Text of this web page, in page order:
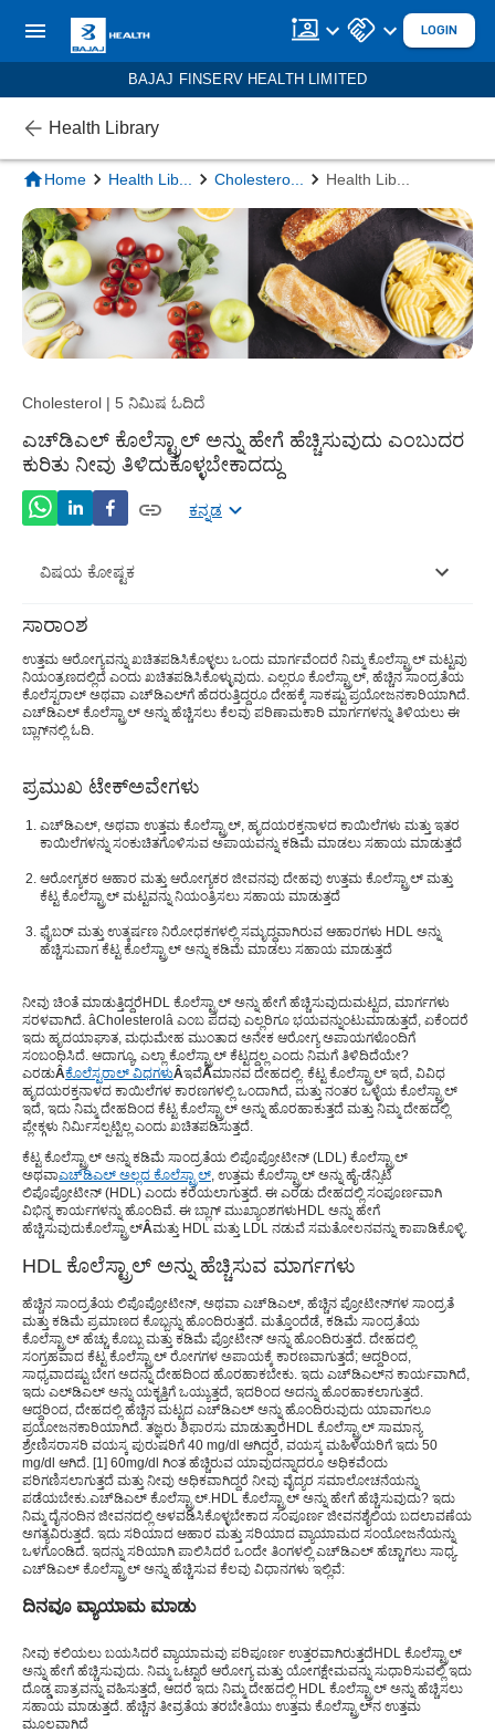
LOGIN
BAJAJ FINSERV HEALTH LIMITED
Health Library
Home Health Lib Cholestero Health Lib
Cholesterol | 5 ನಿಮಿಷ ಓದಿದೆ
ಎಚ್‌ಡಿಎಲ್ ಕೊಲೆಸ್ಟ್ರಾಲ್ ಅನ್ನು ಹೇಗೆ ಹೆಚ್ಚಿಸುವುದು ಎಂಬುದರ
ಕುರಿತು ನೀವು ತಿಳಿದುಕೊಳ್ಳಬೇಕಾದದ್ದು
ಕನ್ನಡ
ವಿಷಯ ಕೋಷ್ಟಕ
ಪಥ್ಯ ನಿರ್ಬಂಧಗಳು
ಸಾರಾಂಶ
ಉತ್ತಮ ಆರೋಗ್ಯವನ್ನು ಖಚಿತಪಡಿಸಿಕೊಳ್ಳಲು ಒಂದು ಮಾರ್ಗವೆಂದರೆ ನಿಮ್ಮ ಕೊಲೆಸ್ಟ್ರಾಲ್ ಮಟ್ಟವು
ನಿಯಂತ್ರಣದಲ್ಲಿದೆ ಎಂದು ಖಚಿತಪಡಿಸಿಕೊಳ್ಳುವುದು. ಎಲ್ಲರೂ ಕೊಲೆಸ್ಟ್ರಾಲ್, ಹೆಚ್ಚಿನ ಸಾಂದ್ರತೆಯ
ಕೊಲೆಸ್ಟರಾಲ್ ಅಥವಾ ಎಚ್‌ಡಿಎಲ್‌ಗೆ ಹೆದರುತ್ತಿದ್ದರೂ ದೇಹಕ್ಕೆ ಸಾಕಷ್ಟು ಪ್ರಯೋಜನಕಾರಿಯಾಗಿದೆ.
ಎಚ್‌ಡಿಎಲ್ ಕೊಲೆಸ್ಟ್ರಾಲ್ ಅನ್ನು ಹೆಚ್ಚಿಸಲು ಕೆಲವು ಪರಿಣಾಮಕಾರಿ ಮಾರ್ಗಗಳನ್ನು ತಿಳಿಯಲು ಈ
ಬ್ಲಾಗ್‌ನಲ್ಲಿ ಓದಿ.
ಪ್ರಮುಖ ಟೇಕ್ಅವೇಗಳು
ಎಚ್‌ಡಿಎಲ್, ಅಥವಾ ಉತ್ತಮ ಕೊಲೆಸ್ಟ್ರಾಲ್, ಹೃದಯರಕ್ತನಾಳದ ಕಾಯಿಲೆಗಳು ಮತ್ತು ಇತರ
ಕಾಯಿಲೆಗಳನ್ನು ಸಂಕುಚಿತಗೊಳಿಸುವ ಅಪಾಯವನ್ನು ಕಡಿಮೆ ಮಾಡಲು ಸಹಾಯ ಮಾಡುತ್ತದೆ
ಆರೋಗ್ಯಕರ ಆಹಾರ ಮತ್ತು ಆರೋಗ್ಯಕರ ಜೀವನವು ದೇಹವು ಉತ್ತಮ ಕೊಲೆಸ್ಟ್ರಾಲ್ ಮತ್ತು
ಕೆಟ್ಟ ಕೊಲೆಸ್ಟ್ರಾಲ್ ಮಟ್ಟವನ್ನು ನಿಯಂತ್ರಿಸಲು ಸಹಾಯ ಮಾಡುತ್ತದೆ
ಫೈಬರ್ ಮತ್ತು ಉತ್ಕರ್ಷಣ ನಿರೋಧಕಗಳಲ್ಲಿ ಸಮೃದ್ಧವಾಗಿರುವ ಆಹಾರಗಳು HDL ಅನ್ನು
ಹೆಚ್ಚಿಸುವಾಗ ಕೆಟ್ಟ ಕೊಲೆಸ್ಟ್ರಾಲ್ ಅನ್ನು ಕಡಿಮೆ ಮಾಡಲು ಸಹಾಯ ಮಾಡುತ್ತದೆ
ನೀವು ಚಿಂತೆ ಮಾಡುತ್ತಿದ್ದರೆ HDL ಕೊಲೆಸ್ಟ್ರಾಲ್ ಅನ್ನು ಹೇಗೆ ಹೆಚ್ಚಿಸುವುದುಮಟ್ಟದ, ಮಾರ್ಗಗಳು
ಸರಳವಾಗಿದೆ. âCholesterolâ ಎಂಬ ಪದವು ಎಲ್ಲರಿಗೂ ಭಯವನ್ನುಂಟುಮಾಡುತ್ತದೆ, ಏಕೆಂದರೆ
ಇದು ಹೃದಯಾಘಾತ, ಮಧುಮೇಹ ಮುಂತಾದ ಅನೇಕ ಆರೋಗ್ಯ ಅಪಾಯಗಳೊಂದಿಗೆ
ಸಂಬಂಧಿಸಿದೆ. ಆದಾಗ್ಯೂ, ಎಲ್ಲಾ ಕೊಲೆಸ್ಟ್ರಾಲ್ ಕೆಟ್ಟದ್ದಲ್ಲ ಎಂದು ನಿಮಗೆ ತಿಳಿದಿದೆಯೇ?
ಎರಡುÂಕೊಲೆಸ್ಟರಾಲ್ ವಿಧಗಳುÂಇವೆÂಮಾನವ ದೇಹದಲ್ಲಿ. ಕೆಟ್ಟ ಕೊಲೆಸ್ಟ್ರಾಲ್ ಇದೆ, ವಿವಿಧ
ಹೃದಯರಕ್ತನಾಳದ ಕಾಯಿಲೆಗಳ ಕಾರಣಗಳಲ್ಲಿ ಒಂದಾಗಿದೆ, ಮತ್ತು ನಂತರ ಒಳ್ಳೆಯ ಕೊಲೆಸ್ಟ್ರಾಲ್
ಇದೆ, ಇದು ನಿಮ್ಮ ದೇಹದಿಂದ ಕೆಟ್ಟ ಕೊಲೆಸ್ಟ್ರಾಲ್ ಅನ್ನು ಹೊರಹಾಕುತ್ತದೆ ಮತ್ತು ನಿಮ್ಮ ದೇಹದಲ್ಲಿ
ಪ್ಲೇಕ್ಗಳು ​​ನಿರ್ಮಿಸಲ್ಪಟ್ಟಿಲ್ಲ ಎಂದು ಖಚಿತಪಡಿಸುತ್ತದೆ.
ಕೆಟ್ಟ ಕೊಲೆಸ್ಟ್ರಾಲ್ ಅನ್ನು ಕಡಿಮೆ ಸಾಂದ್ರತೆಯ ಲಿಪೊಪ್ರೋಟೀನ್ (LDL) ಕೊಲೆಸ್ಟ್ರಾಲ್
ಅಥವಾಎಚ್‌ಡಿಎಲ್ ಅಲ್ಲದ ಕೊಲೆಸ್ಟ್ರಾಲ್, ಉತ್ತಮ ಕೊಲೆಸ್ಟ್ರಾಲ್ ಅನ್ನು ಹೈ-ಡೆನ್ಸಿಟಿ
ಲಿಪೊಪ್ರೋಟೀನ್ (HDL) ಎಂದು ಕರೆಯಲಾಗುತ್ತದೆ. ಈ ಎರಡು ದೇಹದಲ್ಲಿ ಸಂಪೂರ್ಣವಾಗಿ
ವಿಭಿನ್ನ ಕಾರ್ಯಗಳನ್ನು ಹೊಂದಿವೆ. ಈ ಬ್ಲಾಗ್ ಮುಖ್ಯಾಂಶಗಳು HDL ಅನ್ನು ಹೇಗೆ
ಹೆಚ್ಚಿಸುವುದುಕೊಲೆಸ್ಟ್ರಾಲ್Âಮತ್ತು HDL ಮತ್ತು LDL ನಡುವೆ ಸಮತೋಲನವನ್ನು ಕಾಪಾಡಿಕೊಳ್ಳಿ.
HDL ಕೊಲೆಸ್ಟ್ರಾಲ್ ಅನ್ನು ಹೆಚ್ಚಿಸುವ ಮಾರ್ಗಗಳು
ಹೆಚ್ಚಿನ ಸಾಂದ್ರತೆಯ ಲಿಪೊಪ್ರೋಟೀನ್, ಅಥವಾ ಎಚ್‌ಡಿಎಲ್, ಹೆಚ್ಚಿನ ಪ್ರೋಟೀನ್‌ಗಳ ಸಾಂದ್ರತೆ
ಮತ್ತು ಕಡಿಮೆ ಪ್ರಮಾಣದ ಕೊಬ್ಬನ್ನು ಹೊಂದಿರುತ್ತದೆ. ಮತ್ತೊಂದೆಡೆ, ಕಡಿಮೆ ಸಾಂದ್ರತೆಯ
ಕೊಲೆಸ್ಟ್ರಾಲ್ ಹೆಚ್ಚು ಕೊಬ್ಬು ಮತ್ತು ಕಡಿಮೆ ಪ್ರೋಟೀನ್ ಅನ್ನು ಹೊಂದಿರುತ್ತದೆ. ದೇಹದಲ್ಲಿ
ಸಂಗ್ರಹವಾದ ಕೆಟ್ಟ ಕೊಲೆಸ್ಟ್ರಾಲ್ ರೋಗಗಳ ಅಪಾಯಕ್ಕೆ ಕಾರಣವಾಗುತ್ತದೆ; ಆದ್ದರಿಂದ,
ಸಾಧ್ಯವಾದಷ್ಟು ಬೇಗ ಅದನ್ನು ದೇಹದಿಂದ ಹೊರಹಾಕಬೇಕು. ಇದು ಎಚ್‌ಡಿಎಲ್‌ನ ಕಾರ್ಯವಾಗಿದೆ,
ಇದು ಎಲ್‌ಡಿಎಲ್ ಅನ್ನು ಯಕೃತ್ತಿಗೆ ಒಯ್ಯುತ್ತದೆ, ಇದರಿಂದ ಅದನ್ನು ಹೊರಹಾಕಲಾಗುತ್ತದೆ.
ಆದ್ದರಿಂದ, ದೇಹದಲ್ಲಿ ಹೆಚ್ಚಿನ ಮಟ್ಟದ ಎಚ್‌ಡಿಎಲ್ ಅನ್ನು ಹೊಂದಿರುವುದು ಯಾವಾಗಲೂ
ಪ್ರಯೋಜನಕಾರಿಯಾಗಿದೆ. ತಜ್ಞರು ಶಿಫಾರಸು ಮಾಡುತ್ತಾರೆHDL ಕೊಲೆಸ್ಟ್ರಾಲ್ ಸಾಮಾನ್ಯ
ಶ್ರೇಣಿಸರಾಸರಿ ವಯಸ್ಕ ಪುರುಷರಿಗೆ 40 mg/dl ಆಗಿದ್ದರೆ, ವಯಸ್ಕ ಮಹಿಳೆಯರಿಗೆ ಇದು 50
mg/dl ಆಗಿದೆ. [1] 60mg/dl ಗಿಂತ ಹೆಚ್ಚಿರುವ ಯಾವುದನ್ನಾದರೂ ಅಧಿಕವೆಂದು
ಪರಿಗಣಿಸಲಾಗುತ್ತದೆ ಮತ್ತು ನೀವು ಅಧಿಕವಾಗಿದ್ದರೆ ನೀವು ವೈದ್ಯರ ಸಮಾಲೋಚನೆಯನ್ನು
ಪಡೆಯಬೇಕು.ಎಚ್‌ಡಿಎಲ್ ಕೊಲೆಸ್ಟ್ರಾಲ್.HDL ಕೊಲೆಸ್ಟ್ರಾಲ್ ಅನ್ನು ಹೇಗೆ ಹೆಚ್ಚಿಸುವುದು? ಇದು
ನಿಮ್ಮ ದೈನಂದಿನ ಜೀವನದಲ್ಲಿ ಅಳವಡಿಸಿಕೊಳ್ಳಬೇಕಾದ ಸಂಪೂರ್ಣ ಜೀವನಶೈಲಿಯ ಬದಲಾವಣೆಯ
ಅಗತ್ಯವಿರುತ್ತದೆ. ಇದು ಸರಿಯಾದ ಆಹಾರ ಮತ್ತು ಸರಿಯಾದ ವ್ಯಾಯಾಮದ ಸಂಯೋಜನೆಯನ್ನು
ಒಳಗೊಂಡಿದೆ. ಇದನ್ನು ಸರಿಯಾಗಿ ಪಾಲಿಸಿದರೆ ಒಂದೇ ತಿಂಗಳಲ್ಲಿ ಎಚ್‌ಡಿಎಲ್ ಹೆಚ್ಚಾಗಲು ಸಾಧ್ಯ.
ಎಚ್‌ಡಿಎಲ್ ಕೊಲೆಸ್ಟ್ರಾಲ್ ಅನ್ನು ಹೆಚ್ಚಿಸುವ ಕೆಲವು ವಿಧಾನಗಳು ಇಲ್ಲಿವೆ:
ದಿನವೂ ವ್ಯಾಯಾಮ ಮಾಡು
ನೀವು ಕಲಿಯಲು ಬಯಸಿದರೆ ವ್ಯಾಯಾಮವು ಪರಿಪೂರ್ಣ ಉತ್ತರವಾಗಿರುತ್ತದೆHDL ಕೊಲೆಸ್ಟ್ರಾಲ್
ಅನ್ನು ಹೇಗೆ ಹೆಚ್ಚಿಸುವುದು . ನಿಮ್ಮ ಒಟ್ಟಾರೆ ಆರೋಗ್ಯ ಮತ್ತು ಯೋಗಕ್ಷೇಮವನ್ನು ಸುಧಾರಿಸುವಲ್ಲಿ ಇದು
ದೊಡ್ಡ ಪಾತ್ರವನ್ನು ವಹಿಸುತ್ತದೆ, ಆದರೆ ಇದು ನಿಮ್ಮ ದೇಹದಲ್ಲಿ HDL ಕೊಲೆಸ್ಟ್ರಾಲ್ ಅನ್ನು ಹೆಚ್ಚಿಸಲು
ಸಹಾಯ ಮಾಡುತ್ತದೆ. ಹೆಚ್ಚಿನ ತೀವ್ರತೆಯ ತರಬೇತಿಯು ಉತ್ತಮ ಕೊಲೆಸ್ಟ್ರಾಲ್‌ನ ಉತ್ತಮ
ಮೂಲವಾಗಿದೆ